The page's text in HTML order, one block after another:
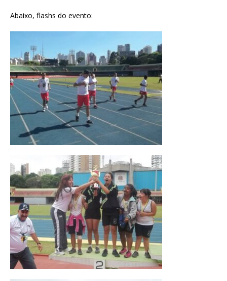
Abaixo, flashs do evento: